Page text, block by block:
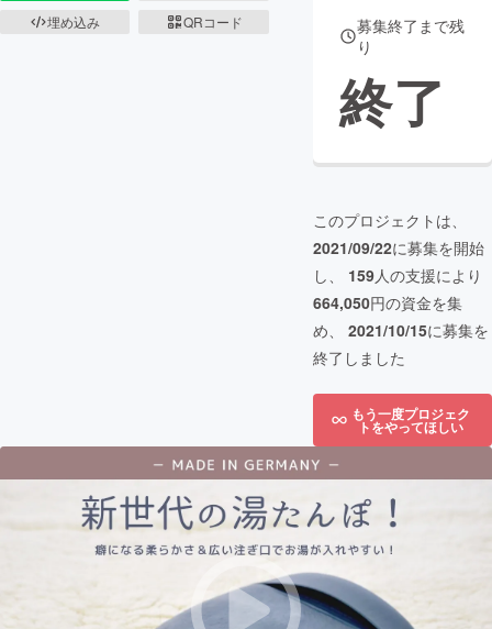
埋め込み
QRコード
募集終了まで残
り
終了
このプロジェクトは、
2021/09/22に募集を開始
し、 159人の支援により
664,050円の資金を集
め、 2021/10/15に募集を
終了しました
もう一度プロジェク
トをやってほしい